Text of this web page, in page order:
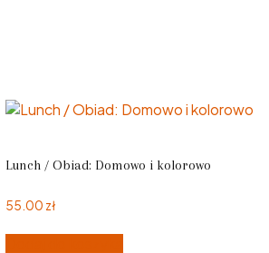
Lunch / Obiad: Domowo i kolorowo
55.00 zł